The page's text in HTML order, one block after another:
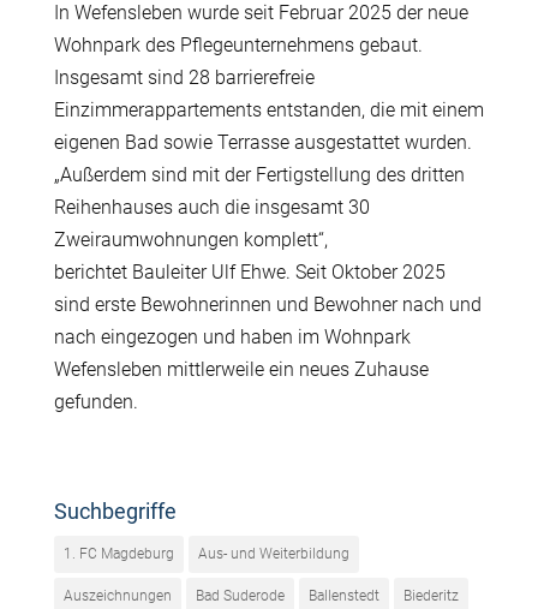
In Wefensleben wurde seit Februar 2025 der neue
Wohnpark des Pflegeunternehmens gebaut.
Insgesamt sind 28 barrierefreie
Einzimmerappartements entstanden, die mit einem
eigenen Bad sowie Terrasse ausgestattet wurden.
„Außerdem sind mit der Fertigstellung des dritten
Reihenhauses auch die insgesamt 30
Zweiraumwohnungen komplett“,
berichtet Bauleiter Ulf Ehwe. Seit Oktober 2025
sind erste Bewohnerinnen und Bewohner nach und
nach eingezogen und haben im Wohnpark
Wefensleben mittlerweile ein neues Zuhause
gefunden.
Suchbegriffe
1. FC Magdeburg Aus- und Weiterbildung
Auszeichnungen Bad Suderode Ballenstedt Biederitz